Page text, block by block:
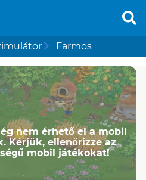
Farmos
nem érhető el a mobil
Kérjük, ellenőrizze az
mobil játékokat!